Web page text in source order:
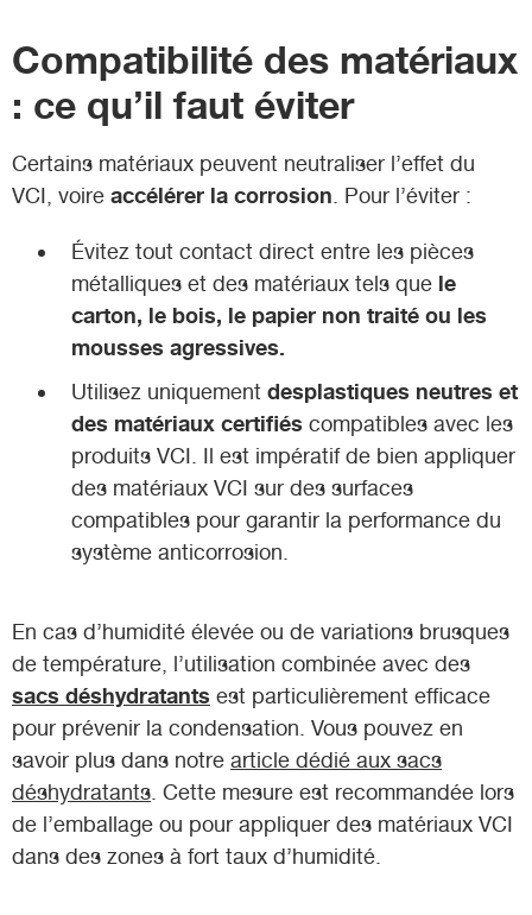
Compatibilité des matériaux
: ce qu’il faut éviter
Certains matériaux peuvent neutraliser l’effet du
VCI, voire accélérer la corrosion . Pour l’éviter :
Évitez tout contact direct entre les pièces
métalliques et des matériaux tels que le
carton, le bois, le papier non traité ou les
mousses agressives.
Utilisez uniquement desplastiques neutres et
des matériaux certifiés compatibles avec les
produits VCI. Il est impératif de bien appliquer
des matériaux VCI sur des surfaces
compatibles pour garantir la performance du
système anticorrosion.
En cas d’humidité élevée ou de variations brusques
de température, l’utilisation combinée avec des
sacs déshydratants est particulièrement efficace
pour prévenir la condensation. Vous pouvez en
savoir plus dans notre article dédié aux sacs
déshydratants . Cette mesure est recommandée lors
de l’emballage ou pour appliquer des matériaux VCI
dans des zones à fort taux d’humidité.